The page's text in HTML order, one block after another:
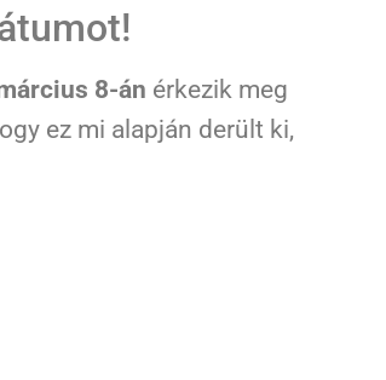
8-án érkezik meg
ez mi alapján derült ki,